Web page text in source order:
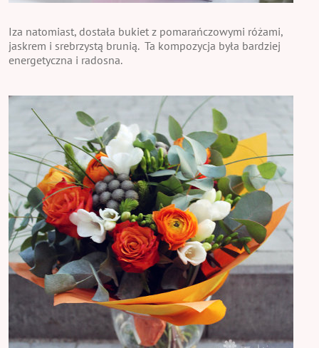
Iza natomiast, dostała bukiet z pomarańczowymi różami,
jaskrem i srebrzystą brunią. Ta kompozycja była bardziej
energetyczna i radosna.